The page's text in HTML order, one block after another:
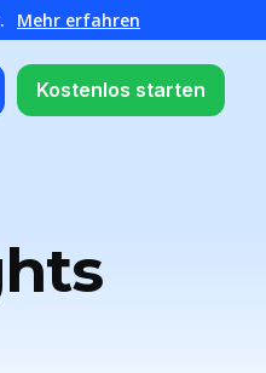
Mehr erfahren
Kostenlos starten